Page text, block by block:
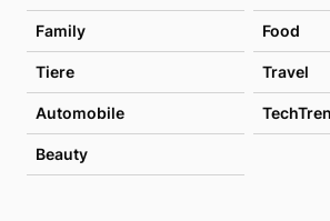
Family Food
Tiere Travel
Automobile
Beauty